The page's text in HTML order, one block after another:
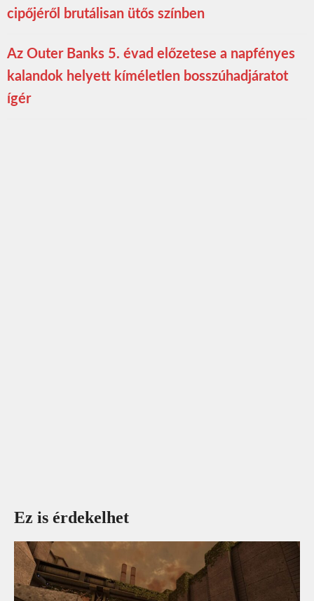
cipőjéről brutálisan ütős színben
Az Outer Banks 5. évad előzetese a napfényes
kalandok helyett kíméletlen bosszúhadjáratot
ígér
Ez is érdekelhet